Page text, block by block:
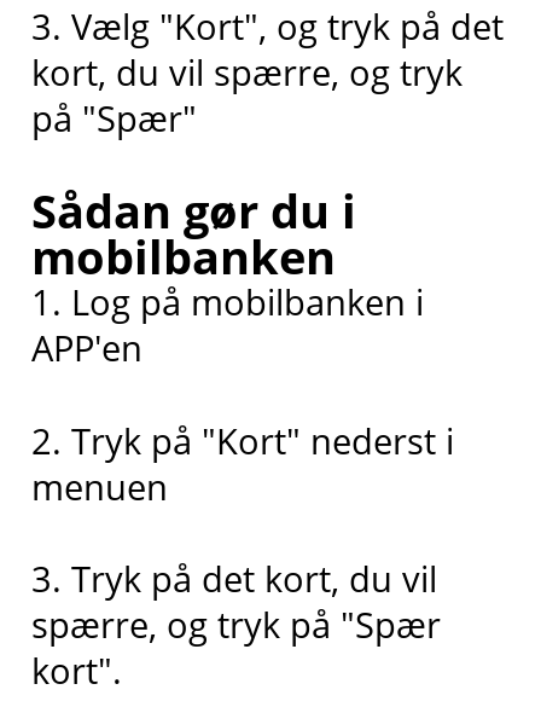
3. Vælg "Kort", og tryk på det
kort, du vil spærre, og tryk
på "Spær"
Sådan gør du i
mobilbanken
1. Log på mobilbanken i
APP'en
2. Tryk på "Kort" nederst i
menuen
3. Tryk på det kort, du vil
spærre, og tryk på "Spær
kort".